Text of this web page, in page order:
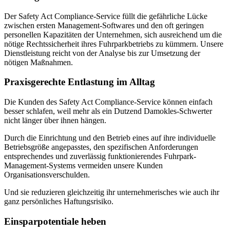
Der Safety Act Compliance-Service füllt die gefährliche Lücke
zwischen ersten Management-Softwares und den oft geringen
personellen Kapazitäten der Unternehmen, sich ausreichend um die
nötige Rechtssicherheit ihres Fuhrparkbetriebs zu kümmern. Unsere
Dienstleistung reicht von der Analyse bis zur Umsetzung der
nötigen Maßnahmen.
Praxisgerechte Entlastung im Alltag
Die Kunden des Safety Act Compliance-Service können einfach
besser schlafen, weil mehr als ein Dutzend Damokles-Schwerter
nicht länger über ihnen hängen.
Durch die Einrichtung und den Betrieb eines auf ihre individuelle
Betriebsgröße angepasstes, den spezifischen Anforderungen
entsprechendes und zuverlässig funktionierendes Fuhrpark-
Management-Systems vermeiden unsere Kunden
Organisationsverschulden.
Und sie reduzieren gleichzeitig ihr unternehmerisches wie auch ihr
ganz persönliches Haftungsrisiko.
Einsparpotentiale heben